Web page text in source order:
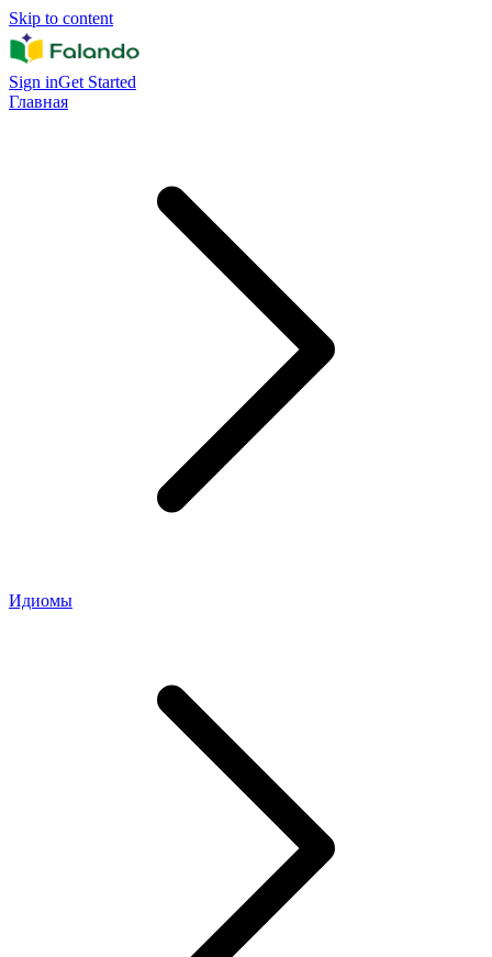
Skip to content
Sign inGet Started
Главная
Идиомы